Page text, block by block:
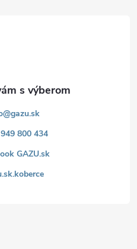
@gazu.sk
800 434
GAZU.sk